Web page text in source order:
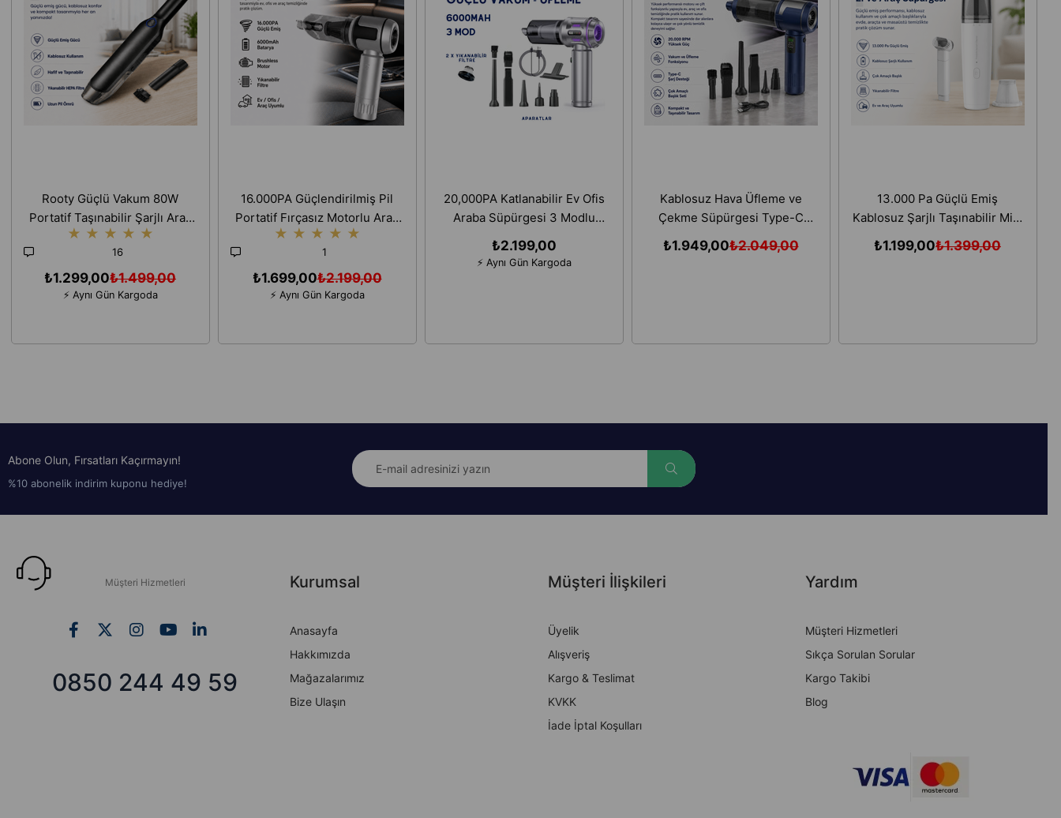
Rooty Güçlü Vakum 80W
Portatif Taşınabilir Şarjlı Araç
Ev Süpürgesi 2 Kademeli
Yıkanabilir Filtreli
★ ★ ★ ★ ★
16
₺1.299,00₺1.499,00
⚡ Aynı Gün Kargoda
16.000PA Güçlendirilmiş Pil
Portatif Fırçasız Motorlu Araç
Süpürgesi Ev Ofis Uyumlu
6000mAh
★ ★ ★ ★ ★
1
₺1.699,00₺2.199,00
⚡ Aynı Gün Kargoda
20,000PA Katlanabilir Ev Ofis
Araba Süpürgesi 3 Modlu
₺2.199,00
⚡ Aynı Gün Kargoda
Kablosuz Hava Üfleme ve
Çekme Süpürgesi Type-C
Cihazı
₺1.949,00₺2.049,00
13.000 Pa Güçlü Emiş
Kablosuz Şarjlı Taşınabilir Mini
₺1.199,00₺1.399,00
Abone Olun, Fırsatları Kaçırmayın!
%10 abonelik indirim kuponu hediye!
Müşteri Hizmetleri
0850 244 49 59
Kurumsal
Anasayfa
Hakkımızda
Mağazalarımız
Bize Ulaşın
Müşteri İlişkileri
Üyelik
Alışveriş
Kargo & Teslimat
KVKK
İade İptal Koşulları
Yardım
Müşteri Hizmetleri
Sıkça Sorulan Sorular
Kargo Takibi
Blog